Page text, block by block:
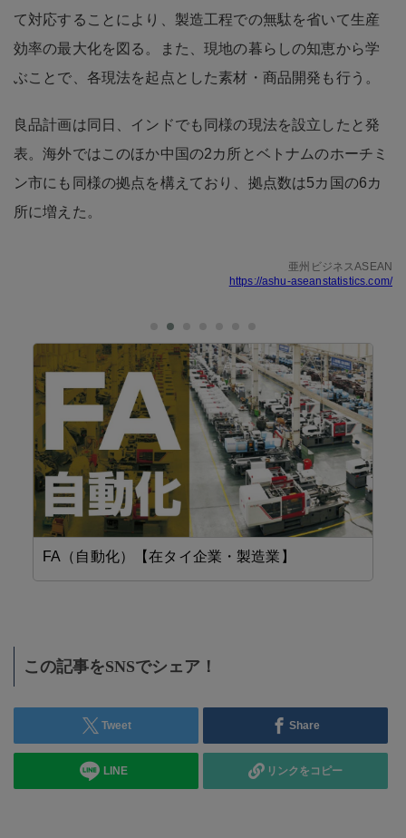
て対応することにより、製造工程での無駄を省いて生産
効率の最大化を図る。また、現地の暮らしの知恵から学
ぶことで、各現法を起点とした素材・商品開発も行う。
良品計画は同日、インドでも同様の現法を設立したと発
表。海外ではこのほか中国の2カ所とベトナムのホーチミ
ン市にも同様の拠点を構えており、拠点数は5カ国の6カ
所に増えた。
亜州ビジネスASEAN
https://ashu-aseanstatistics.com/
FA（自動化）【在タイ企業・製造業】
この記事をSNSでシェア！
Tweet Share
LINE リンクをコピー